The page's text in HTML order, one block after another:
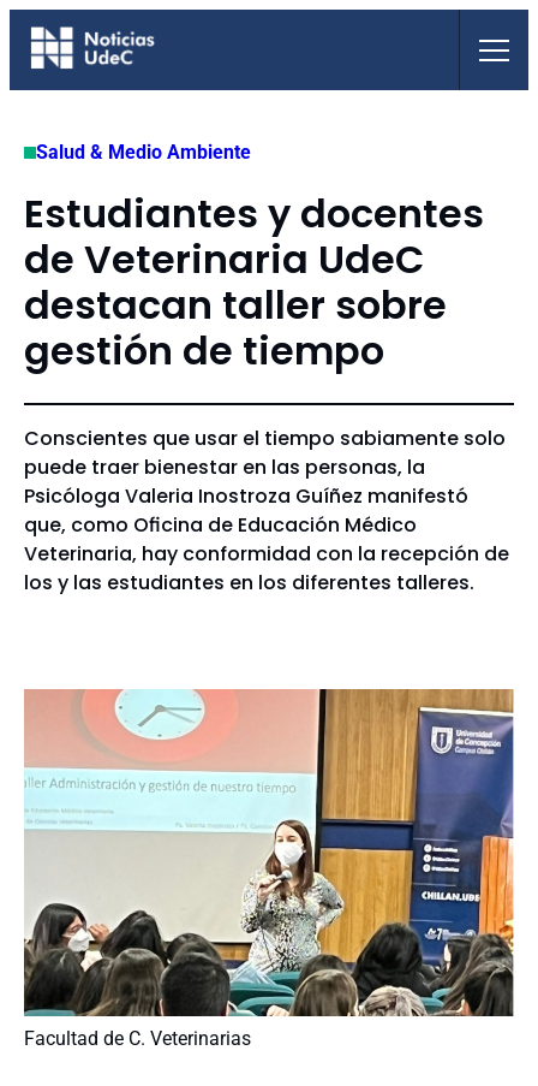
Saltar
Salud & Medio Ambiente
Estudiantes y docentes
de Veterinaria UdeC
destacan taller sobre
gestión de tiempo
Conscientes que usar el tiempo sabiamente solo
puede traer bienestar en las personas, la
Psicóloga Valeria Inostroza Guíñez manifestó
que, como Oficina de Educación Médico
Veterinaria, hay conformidad con la recepción de
los y las estudiantes en los diferentes talleres.
Facultad de C. Veterinarias